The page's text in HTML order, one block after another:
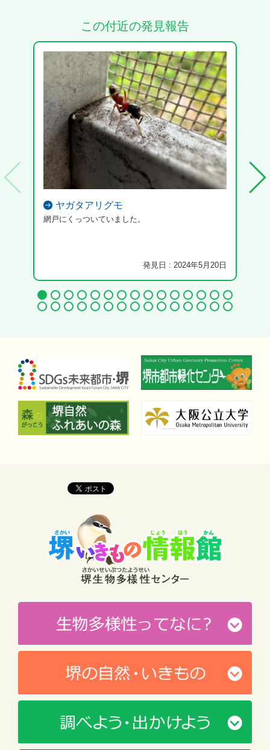
この付近の発見報告
ヤガタアリグモ
網戸にくっついていました。
発見日 : 2024年5月20日